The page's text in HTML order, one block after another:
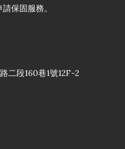
保固服務。
二段160巷1號12F-2